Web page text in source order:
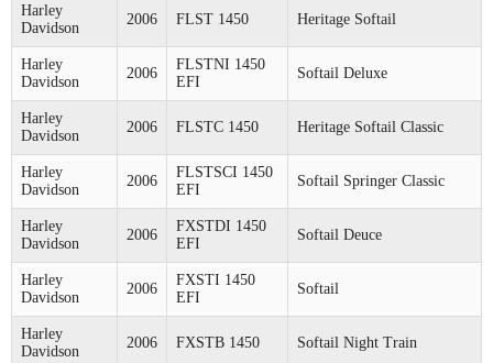
Harley
Davidson
2006 FLST 1450 Heritage Softail
Harley
Davidson
2006
FLSTNI 1450
EFI
Softail Deluxe
Harley
Davidson
2006 FLSTC 1450 Heritage Softail Classic
Harley
Davidson
2006
FLSTSCI 1450
EFI
Softail Springer Classic
Harley
Davidson
2006
FXSTDI 1450
EFI
Softail Deuce
Harley
Davidson
2006
FXSTI 1450
EFI
Softail
Harley
Davidson
2006 FXSTB 1450 Softail Night Train